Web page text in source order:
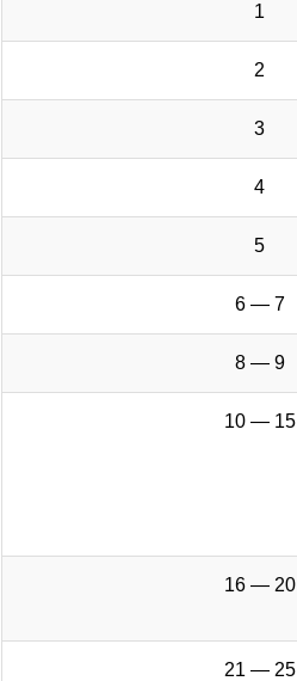
1
2
3
4
5
6 — 7
8 — 9
10 — 15
16 — 20
21 — 25